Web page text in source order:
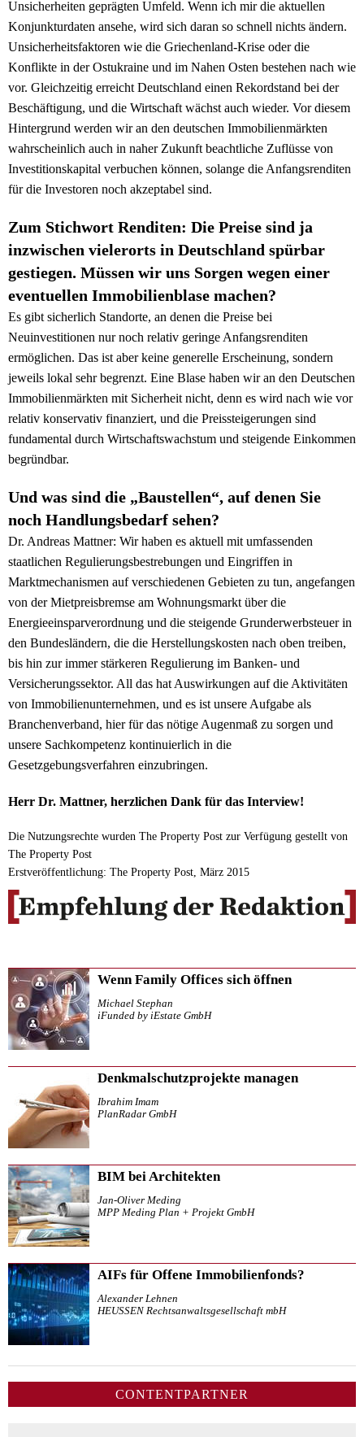
Unsicherheiten geprägten Umfeld. Wenn ich mir die aktuellen
Konjunkturdaten ansehe, wird sich daran so schnell nichts ändern.
Unsicherheitsfaktoren wie die Griechenland-Krise oder die
Konflikte in der Ostukraine und im Nahen Osten bestehen nach wie
vor. Gleichzeitig erreicht Deutschland einen Rekordstand bei der
Beschäftigung, und die Wirtschaft wächst auch wieder. Vor diesem
Hintergrund werden wir an den deutschen Immobilienmärkten
wahrscheinlich auch in naher Zukunft beachtliche Zuflüsse von
Investitionskapital verbuchen können, solange die Anfangsrenditen
für die Investoren noch akzeptabel sind.
Zum Stichwort Renditen: Die Preise sind ja
inzwischen vielerorts in Deutschland spürbar
gestiegen. Müssen wir uns Sorgen wegen einer
eventuellen Immobilienblase machen?
Es gibt sicherlich Standorte, an denen die Preise bei
Neuinvestitionen nur noch relativ geringe Anfangsrenditen
ermöglichen. Das ist aber keine generelle Erscheinung, sondern
jeweils lokal sehr begrenzt. Eine Blase haben wir an den Deutschen
Immobilienmärkten mit Sicherheit nicht, denn es wird nach wie vor
relativ konservativ finanziert, und die Preissteigerungen sind
fundamental durch Wirtschaftswachstum und steigende Einkommen
begründbar.
Und was sind die „Baustellen“, auf denen Sie
noch Handlungsbedarf sehen?
Dr. Andreas Mattner: Wir haben es aktuell mit umfassenden
staatlichen Regulierungsbestrebungen und Eingriffen in
Marktmechanismen auf verschiedenen Gebieten zu tun, angefangen
von der Mietpreisbremse am Wohnungsmarkt über die
Energieeinsparverordnung und die steigende Grunderwerbsteuer in
den Bundesländern, die die Herstellungskosten nach oben treiben,
bis hin zur immer stärkeren Regulierung im Banken- und
Versicherungssektor. All das hat Auswirkungen auf die Aktivitäten
von Immobilienunternehmen, und es ist unsere Aufgabe als
Branchenverband, hier für das nötige Augenmaß zu sorgen und
unsere Sachkompetenz kontinuierlich in die
Gesetzgebungsverfahren einzubringen.
Herr Dr. Mattner, herzlichen Dank für das Interview!
Die Nutzungsrechte wurden The Property Post zur Verfügung gestellt von
The Property Post
Erstveröffentlichung: The Property Post, März 2015
Wenn Family Offices sich öffnen
Michael Stephan
iFunded by iEstate GmbH
Denkmalschutzprojekte managen
Ibrahim Imam
PlanRadar GmbH
BIM bei Architekten
Jan-Oliver Meding
MPP Meding Plan + Projekt GmbH
AIFs für Offene Immobilienfonds?
Alexander Lehnen
HEUSSEN Rechtsanwaltsgesellschaft mbH
CONTENTPARTNER